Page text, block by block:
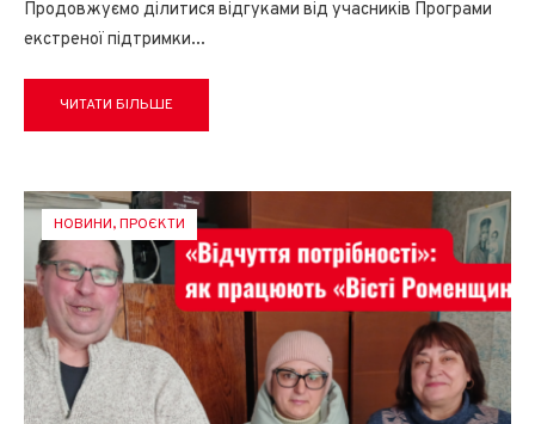
Продовжуємо ділитися відгуками від учасників Програми
екстреної підтримки...
ЧИТАТИ БІЛЬШЕ
НОВИНИ,ПРОЄКТИ